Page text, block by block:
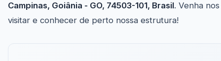
Campinas, Goiânia - GO, 74503-101, Brasil. Venha nos
visitar e conhecer de perto nossa estrutura!